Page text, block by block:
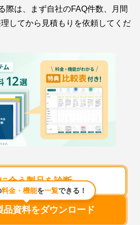
際は、まず自社のFAQ件数、月間
してから見積もりを依頼してくだ
合う製品を診断
料金・機能を一覧できる！
品資料をダウンロード